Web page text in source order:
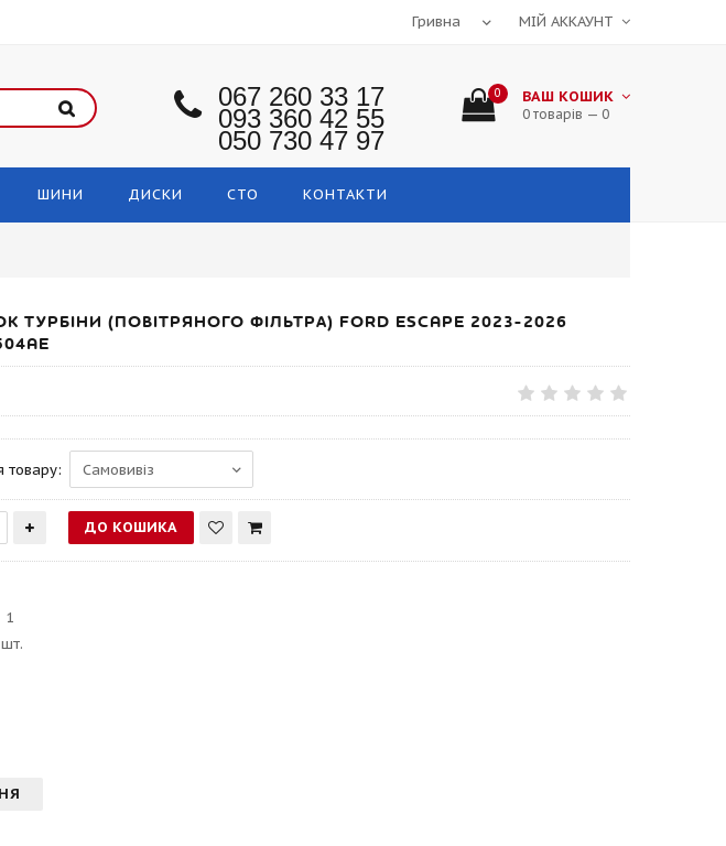
МІЙ АККАУНТ
067 260 33 17
093 360 42 55
050 730 47 97
0 ВАШ КОШИК
0 товарів — 0
ШИНИ ДИСКИ СТО КОНТАКТИ
ТУРБІНИ (ПОВІТРЯНОГО ФІЛЬТРА) FORD ESCAPE 2023-2026
товару:
1
шт.